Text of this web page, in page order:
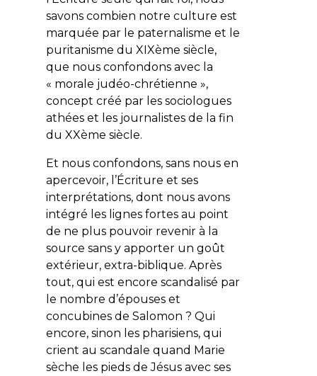
savons combien notre culture est
marquée par le paternalisme et le
puritanisme du XIXème siècle,
que nous confondons avec la
« morale judéo-chrétienne »,
concept créé par les sociologues
athées et les journalistes de la fin
du XXème siècle.
Et nous confondons, sans nous en
apercevoir, l’Écriture et ses
interprétations, dont nous avons
intégré les lignes fortes au point
de ne plus pouvoir revenir à la
source sans y apporter un goût
extérieur, extra-biblique. Après
tout, qui est encore scandalisé par
le nombre d’épouses et
concubines de Salomon ? Qui
encore, sinon les pharisiens, qui
crient au scandale quand Marie
sèche les pieds de Jésus avec ses